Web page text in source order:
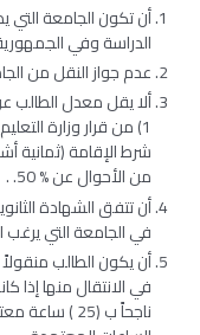
أن تكون الجامعة
الدراسة وفي
عدم جواز النقل من
شرط الإقامة (ثمانية
من الأحوال عن % 50. .
أن تتفق الشهادة
في الجامعة التي يرغب
أن يكون الطالب منقولاً
في الانتقال منها إذا
ناجحاً ب (25